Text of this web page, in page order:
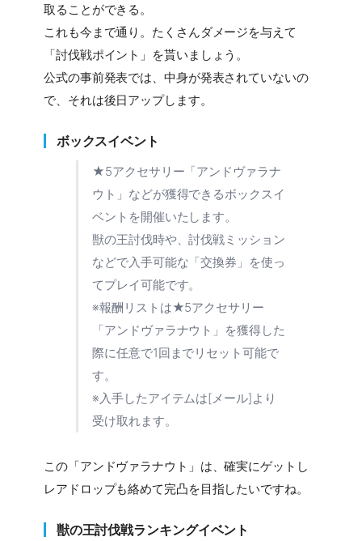
取ることができる。
これも今まで通り。たくさんダメージを与えて
「討伐戦ポイント」を貰いましょう。
公式の事前発表では、中身が発表されていないの
で、それは後日アップします。
ボックスイベント
★5アクセサリー「アンドヴァラナ
ウト」などが獲得できるボックスイ
ベントを開催いたします。
獣の王討伐時や、討伐戦ミッション
などで入手可能な「交換券」を使っ
てプレイ可能です。
※報酬リストは★5アクセサリー
「アンドヴァラナウト」を獲得した
際に任意で1回までリセット可能で
す。
※入手したアイテムは[メール]より
受け取れます。
この「アンドヴァラナウト」は、確実にゲットし
レアドロップも絡めて完凸を目指したいですね。
獣の王討伐戦ランキングイベント